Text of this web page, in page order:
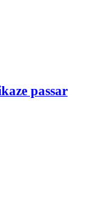
passar